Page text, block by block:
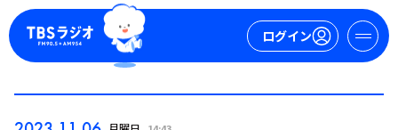
ログイン